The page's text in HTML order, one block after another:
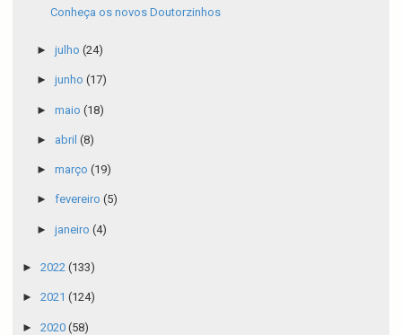
Conheça os novos Doutorzinhos
► julho (24)
► junho (17)
► maio (18)
► abril (8)
► março (19)
► fevereiro (5)
► janeiro (4)
► 2022 (133)
► 2021 (124)
► 2020 (58)